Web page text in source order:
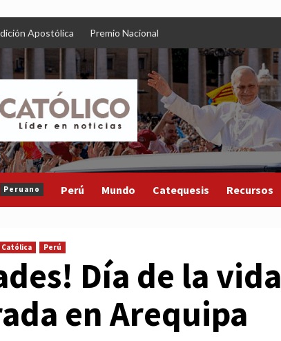
Apostólica Premio Nacional
Peruano Perú Mundo Catequesis Recursos
Católica Perú
Día de la vida
en Arequipa